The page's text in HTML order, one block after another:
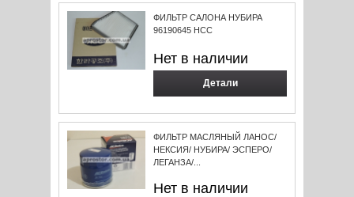
ФИЛЬТР САЛОНА НУБИРА
96190645 HCC
Нет в наличии
Детали
ФИЛЬТР МАСЛЯНЫЙ ЛАНОС/
НЕКСИЯ/ НУБИРА/ ЭСПЕРО/
ЛЕГАНЗА/...
Нет в наличии